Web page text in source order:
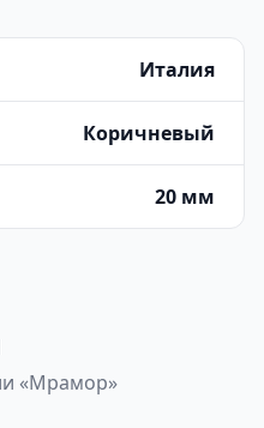
Италия
Коричневый
20 мм
«Мрамор»